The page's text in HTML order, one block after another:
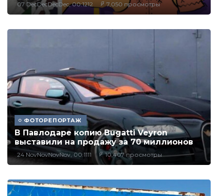
07 DecDecDecDec, 00:1212 7,050 просмотры
ФОТОРЕПОРТАЖ
В Павлодаре копию Bugatti Veyron
выставили на продажу за 70 миллионов
24 NovNovNovNov, 00:1111 10,407 просмотры